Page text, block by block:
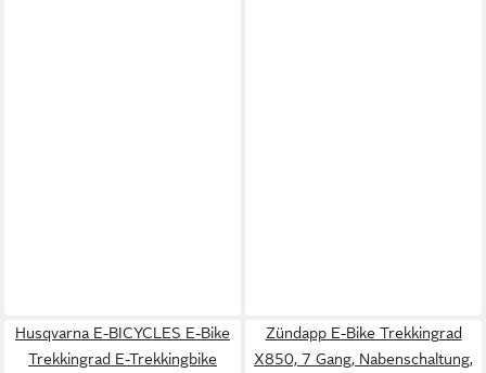
Husqvarna E-BICYCLES E-Bike
Trekkingrad E-Trekkingbike
Zündapp E-Bike Trekkingrad
X850, 7 Gang, Nabenschaltung,